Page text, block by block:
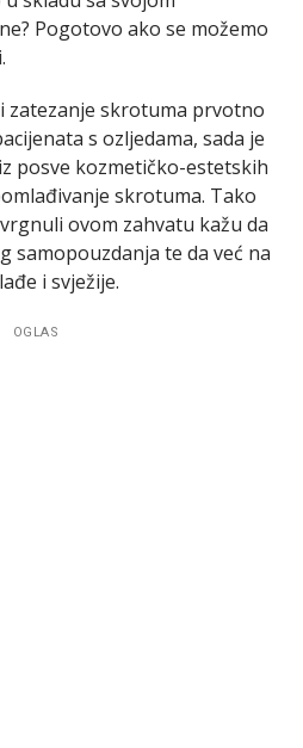
Pogotovo ako se možemo
zatezanje skrotuma prvotno
s ozljedama, sada je
posve kozmetičko-estetskih
skrotuma. Tako
ovom zahvatu kažu da
samopouzdanja te da već na
i svježije.
OGLAS